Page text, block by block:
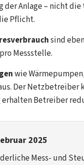
Anlage – nicht
Pflicht.
sind
Messstelle.
wie
Der Netzbetreiber
erhalten Betreiber
2025
Mess- und